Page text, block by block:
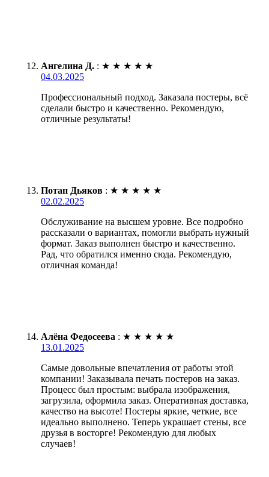
Ангелина Д. : ★ ★ ★ ★ ★
04.03.2025
Профессиональный подход. Заказала постеры, всё
сделали быстро и качественно. Рекомендую,
отличные результаты!
Потап Дьяков : ★ ★ ★ ★ ★
02.02.2025
Обслуживание на высшем уровне. Все подробно
рассказали о вариантах, помогли выбрать нужный
формат. Заказ выполнен быстро и качественно.
Рад, что обратился именно сюда. Рекомендую,
отличная команда!
Алёна Федосеева : ★ ★ ★ ★ ★
13.01.2025
Самые довольные впечатления от работы этой
компании! Заказывала печать постеров на заказ.
Процесс был простым: выбрала изображения,
загрузила, оформила заказ. Оперативная доставка,
качество на высоте! Постеры яркие, четкие, все
идеально выполнено. Теперь украшает стены, все
друзья в восторге! Рекомендую для любых
случаев!